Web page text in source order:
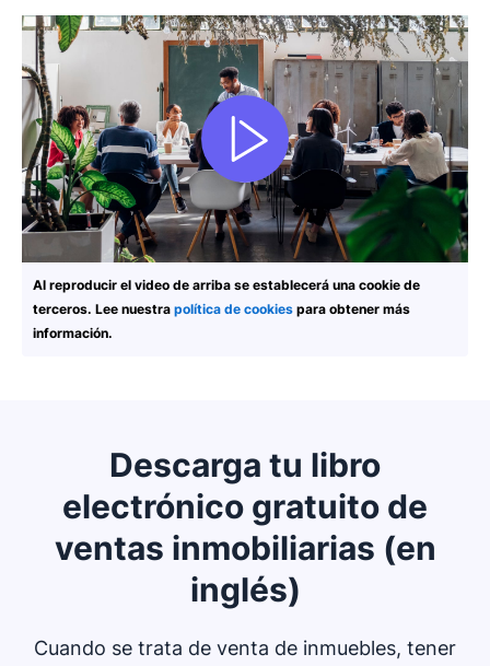
Al reproducir el video de arriba se establecerá una cookie de
terceros. Lee nuestra política de cookies para obtener más
información.
Descarga tu libro
electrónico gratuito de
ventas inmobiliarias (en
inglés)
Cuando se trata de venta de inmuebles, tener